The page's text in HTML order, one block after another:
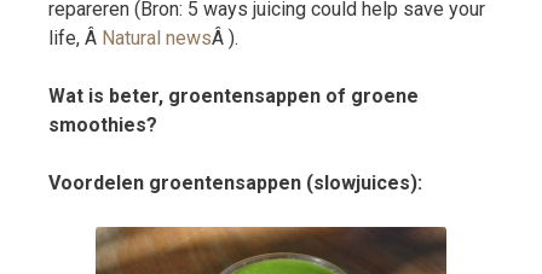
repareren (Bron: 5 ways juicing could help save your
life, Â Natural newsÂ ).
Wat is beter, groentensappen of groene
smoothies?
Voordelen groentensappen (slowjuices):